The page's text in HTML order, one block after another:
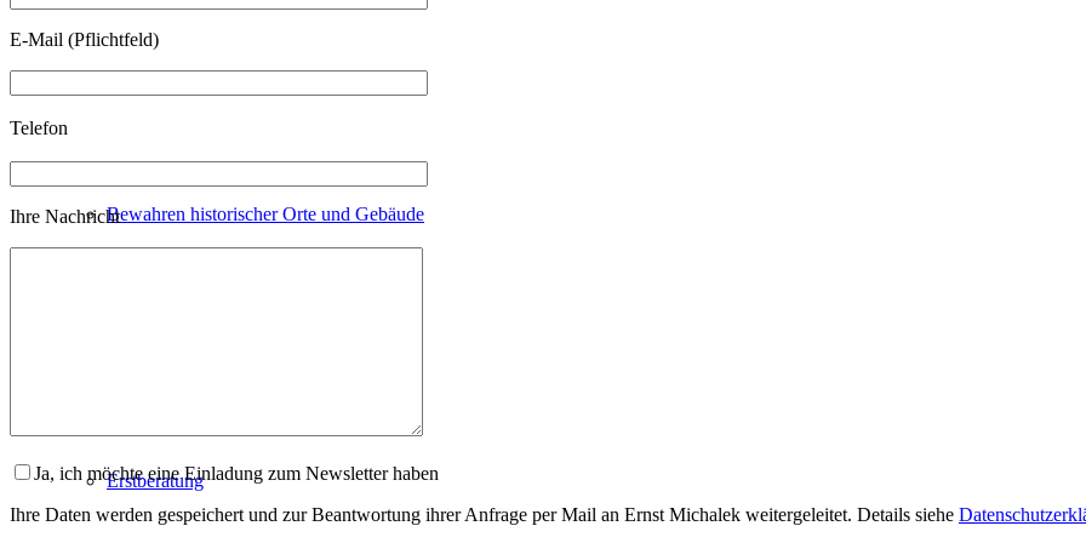
Bewahren historischer Orte und Gebäude
Erstberatung
lasse
dieses
E-Mail (Pflichtfeld)
lasse
Telefon
lasse
dieses
Ihre Nachricht
Ja, ich möchte eine Einladung zum Newsletter haben
Ihre Daten werden gespeichert und zur Beantwortung ihrer Anfrage per Mail an Ernst Michalek weitergeleitet. Details siehe